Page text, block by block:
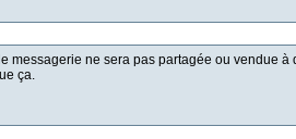
messagerie ne sera pas partagée ou vendue à
ça.